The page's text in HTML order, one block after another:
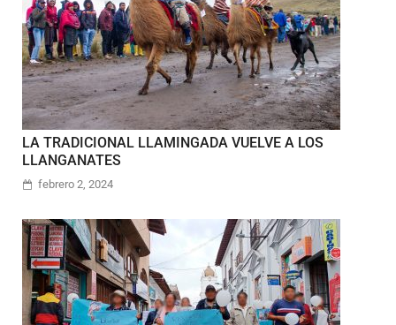
LA TRADICIONAL LLAMINGADA VUELVE A LOS
LLANGANATES
febrero 2, 2024